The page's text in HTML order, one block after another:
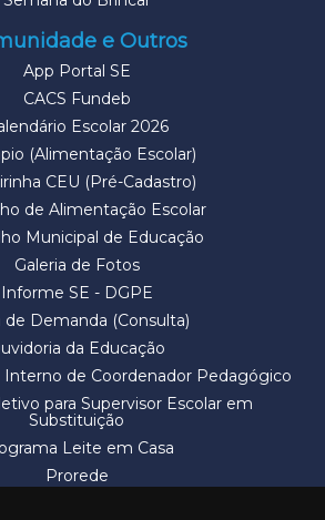
e Outros
App Portal SE
CACS Fundeb
Escolar 2026
(Alimentação Escolar)
CEU (Pré-Cadastro)
de Alimentação Escolar
Municipal de Educação
Galeria de Fotos
Informe SE - DGPE
de Demanda (Consulta)
da Educação
Interno de Coordenador Pedagógico
para Supervisor Escolar em
Substituição
Leite em Casa
Prorede